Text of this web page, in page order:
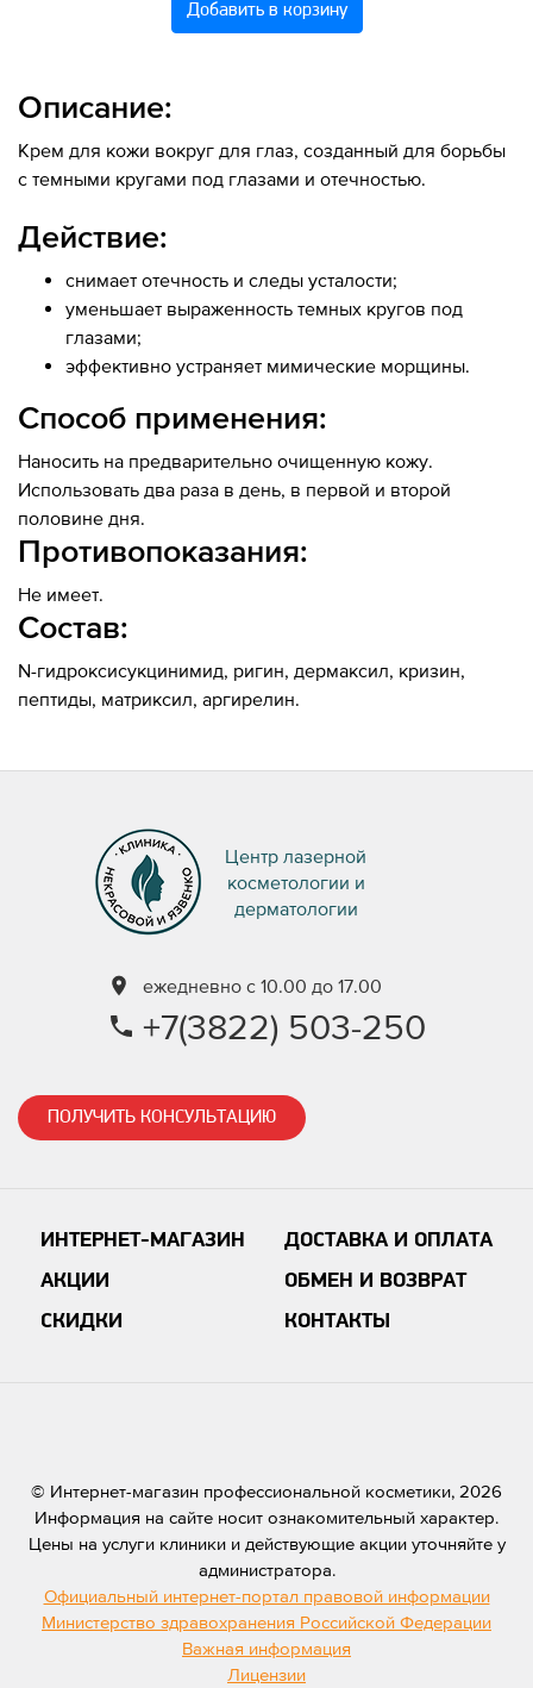
Добавить в корзину
Описание:
Крем для кожи вокруг для глаз, созданный для борьбы
с темными кругами под глазами и отечностью.
Действие:
снимает отечность и следы усталости;
уменьшает выраженность темных кругов под
глазами;
эффективно устраняет мимические морщины.
Способ применения:
Наносить на предварительно очищенную кожу.
Использовать два раза в день, в первой и второй
половине дня.
Противопоказания:
Не имеет.
Состав:
N-гидроксисукцинимид, ригин, дермаксил, кризин,
пептиды, матриксил, аргирелин.
Центр лазерной
косметологии и
дерматологии
ежедневно с 10.00 до 17.00
+7(3822) 503-250
ИНТЕРНЕТ-МАГАЗИН
АКЦИИ
СКИДКИ
ДОСТАВКА И ОПЛАТА
ОБМЕН И ВОЗВРАТ
КОНТАКТЫ
ПОЛУЧИТЬ КОНСУЛЬТАЦИЮ
© Интернет-магазин профессиональной косметики, 2026
Информация на сайте носит ознакомительный характер.
Цены на услуги клиники и действующие акции уточняйте у
администратора.
Официальный интернет-портал правовой информации
Министерство здравохранения Российской Федерации
Важная информация
Лицензии